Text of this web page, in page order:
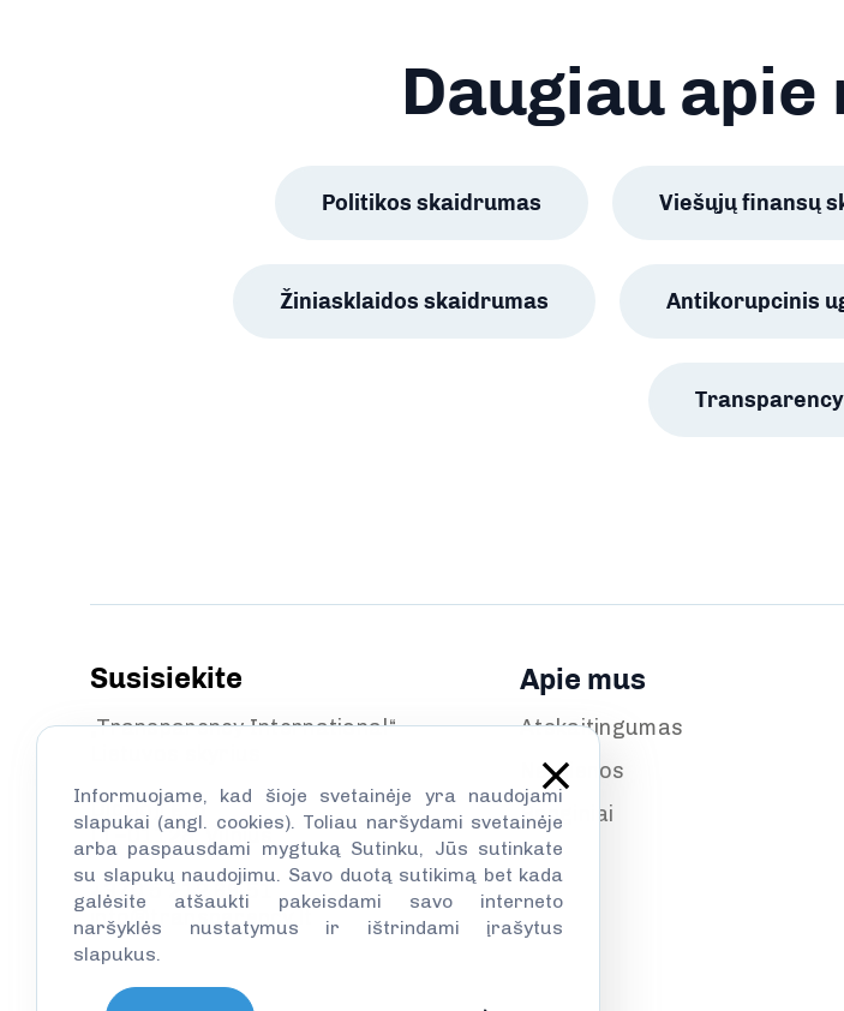
Daugiau
Politikos skaidrumas Viešųjų finansų
Žiniasklaidos skaidrumas Antikorupcinis
Susisiekite
„Transparency International“
Didžioji g. 5
LT–01128, Vilnius
+370 5 212 69 51
info@transparency.lt
Apie mus
Atskaitingumas
Naujienos
Renginiai
Informuojame, kad šioje svetainėje yra naudojami
slapukai (angl. cookies). Toliau naršydami svetainėje
arba paspausdami mygtuką Sutinku, Jūs sutinkate
su slapukų naudojimu. Savo duotą sutikimą bet kada
galėsite atšaukti pakeisdami savo interneto
naršyklės nustatymus ir ištrindami įrašytus
slapukus.